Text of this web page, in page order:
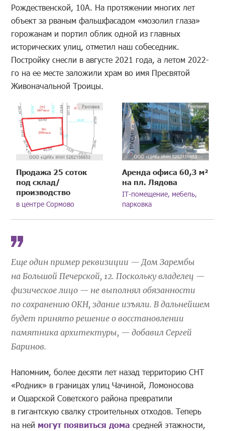
Рождественской, 10А. На протяжении многих лет
объект за рваным фальшфасадом «мозолил глаза»
горожанам и портил облик одной из главных
исторических улиц, отметил наш собеседник.
Постройку снесли в августе 2021 года, а летом 2022-
го на ее месте заложили храм во имя Пресвятой
Живоначальной Троицы.
Продажа 25 соток
под склад/
производство
в центре Сормово
Аренда офиса 60,3 м²
на пл. Лядова
IT-помещение, мебель,
парковка
Еще один пример реквизиции — Дом Зарембы
на Большой Печерской, 12. Поскольку владелец —
физическое лицо — не выполнял обязанности
по сохранению ОКН, здание изъяли. В дальнейшем
будет принято решение о восстановлении
памятника архитектуры, — добавил Сергей
Баринов.
Напомним, более десяти лет назад территорию СНТ
«Родник» в границах улиц Чачиной, Ломоносова
и Ошарской Советского района превратили
в гигантскую свалку строительных отходов. Теперь
на ней могут появиться дома средней этажности,